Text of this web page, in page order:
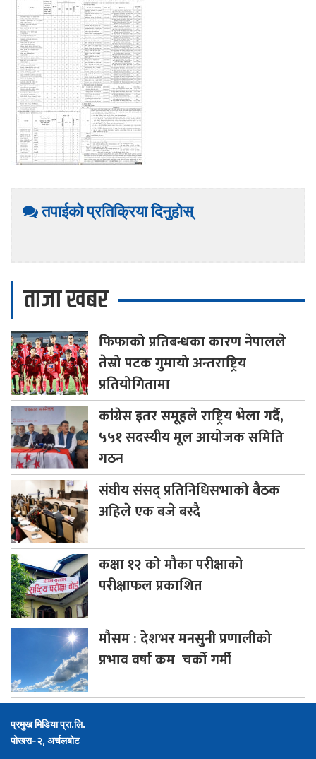
तपाईको प्रतिक्रिया दिनुहोस्
ताजा खबर
फिफाकोप्रतिबन्धका कारण नेपालले
तेस्रो पटक गुमायो अन्तराष्ट्रिय
प्रतियोगितामा
कांग्रेसइतर समूहले राष्ट्रिय भेला गर्दै,
५५१ सदस्यीय मूल आयोजक समिति
गठन
संघीयसंसद् प्रतिनिधिसभाको बैठक
अहिले एक बजे बस्दै
कक्षा१२ को मौका परीक्षाको
परीक्षाफल प्रकाशित
मौसम: देशभर मनसुनी प्रणालीको
प्रभाव वर्षा कम चर्को गर्मी
प्रमुख मिडिया प्रा.लि.
पोखरा-२, अर्चलबोट